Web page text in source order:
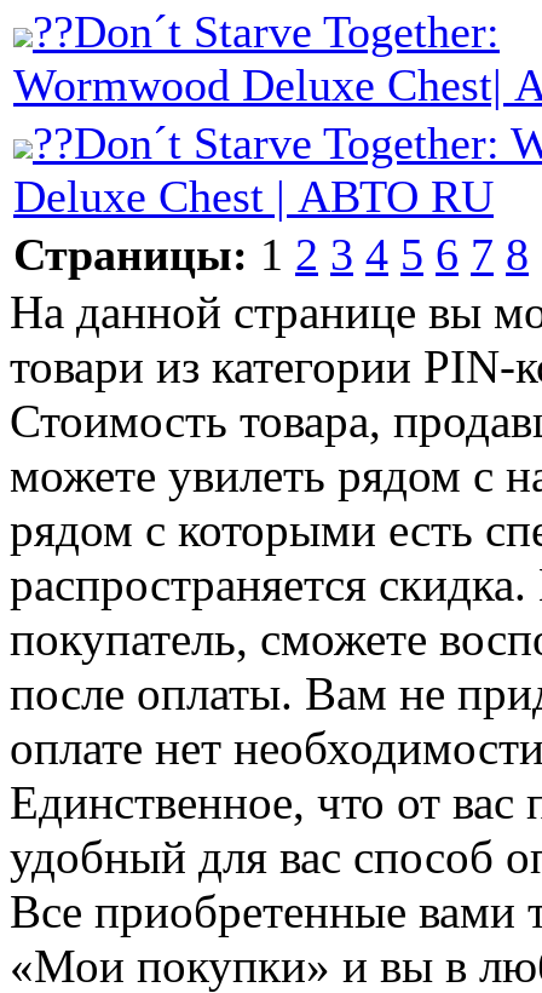
??Don´t Starve Together:
Wormwood Deluxe Chest|
??Don´t Starve Together:
Deluxe Chest | АВТО RU
Страницы: 1 2 3 4 5 6 7 8
На данной странице вы
товари из категории
Стоимость товара,
можете увилеть рядом с
рядом с которыми есть
распространяется
покупатель, сможете
после оплаты. Вам не
оплате нет
Единственное, что от вас
удобный для вас способ
Все приобретенные вами
«Мои покупки» и вы в